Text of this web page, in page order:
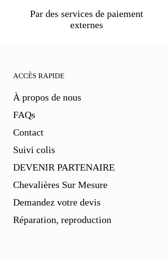
Par des services de paiement
externes
ACCÈS RAPIDE
À propos de nous
FAQs
Contact
Suivi colis
DEVENIR PARTENAIRE
Chevalières Sur Mesure
Demandez votre devis
Réparation, reproduction